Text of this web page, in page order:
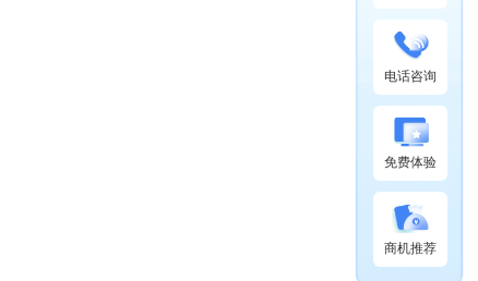
电话咨询
免费体验
商机推荐